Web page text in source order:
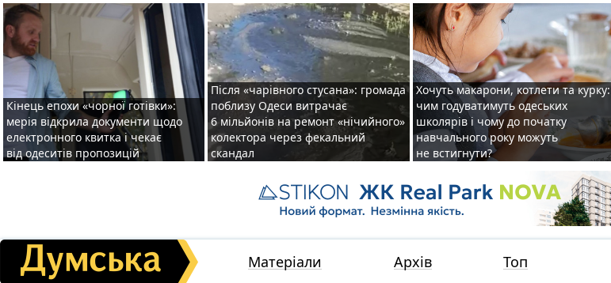
Кінець епохи «чорної готівки»:
мерія відкрила документи щодо
електронного квитка і чекає
від одеситів пропозицій
Після «чарівного стусана»: громада
поблизу Одеси витрачає
6 мільйонів на ремонт «нічийного»
колектора через фекальний
скандал
Хочуть макарони, котлети та курку:
чим годуватимуть одеських
школярів і чому до початку
навчального року можуть
не встигнути?
Матеріали Архів Топ